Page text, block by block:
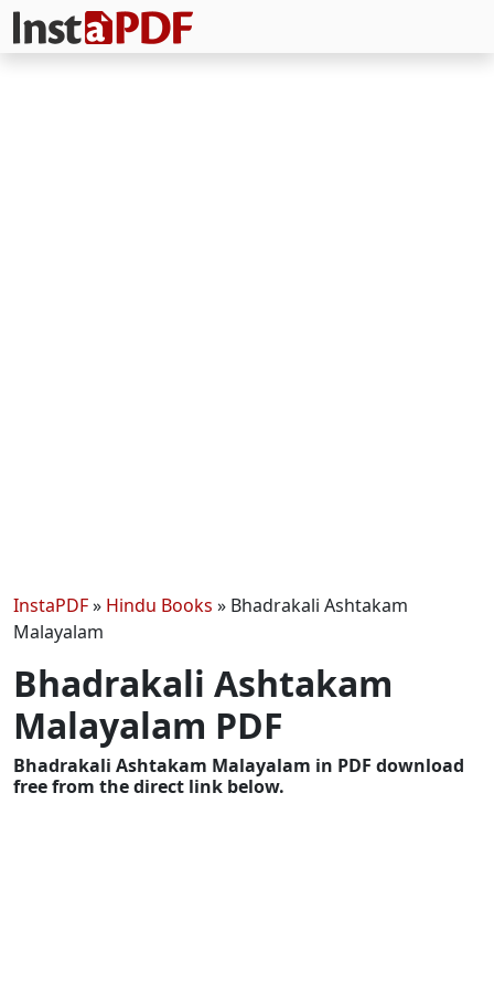
InstaPDF» Hindu Books » Bhadrakali Ashtakam
Malayalam
Bhadrakali Ashtakam
Malayalam PDF
Bhadrakali Ashtakam Malayalam in PDF download
free from the direct link below.